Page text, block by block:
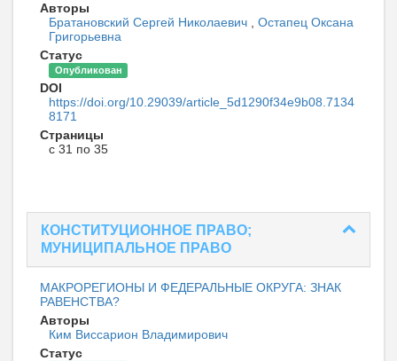
Авторы
Братановский Сергей Николаевич
Остапец Оксана
Григорьевна
Статус
Опубликован
DOI
https://doi.org/10.29039/article_5d1290f34e9b08.7134
8171
Страницы
с 31 по 35
КОНСТИТУЦИОННОЕ ПРАВО;
МУНИЦИПАЛЬНОЕ ПРАВО
МАКРОРЕГИОНЫ И ФЕДЕРАЛЬНЫЕ ОКРУГА: ЗНАК
РАВЕНСТВА?
Авторы
Ким Виссарион Владимирович
Статус